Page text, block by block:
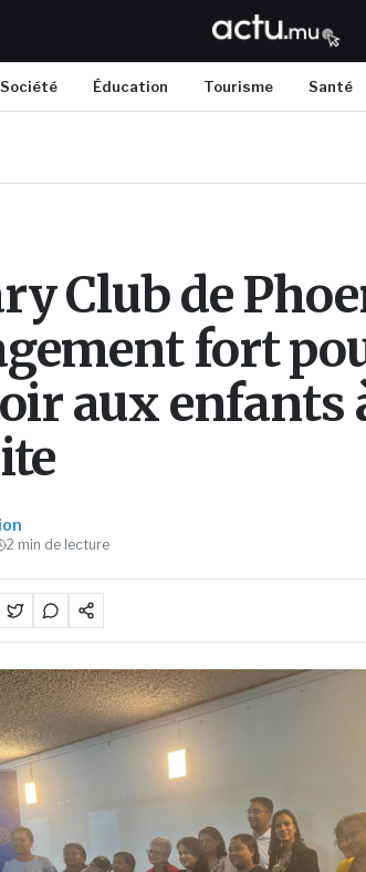
Société Éducation Tourisme Santé
Club de
fort
aux
2 min de lecture